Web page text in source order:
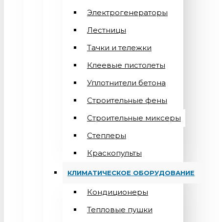
Электрогенераторы
Лестницы
Тачки и тележки
Клеевые пистолеты
Уплотнители бетона
Строительные фены
Строительные миксеры
Степлеры
Краскопульты
КЛИМАТИЧЕСКОЕ ОБОРУДОВАНИЕ
Кондиционеры
Teпловые пушки